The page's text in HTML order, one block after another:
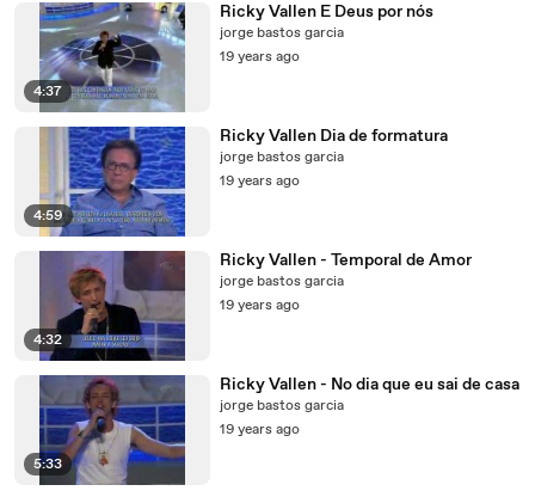
4:37
Ricky Vallen E Deus por nós
jorge bastos garcia
19 years ago
4:59
Ricky Vallen Dia de formatura
jorge bastos garcia
19 years ago
4:32
Ricky Vallen - Temporal de Amor
jorge bastos garcia
19 years ago
5:33
Ricky Vallen - No dia que eu sai de casa
jorge bastos garcia
19 years ago